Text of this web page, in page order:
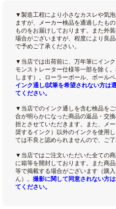
▼製造工程により小さなカスレや気
ますが、メーカー検品を通過したも
ものをお届けしております。また外
場合がございますが、程度により良
で予めご了承ください。
▼当店では出荷前に、万年筆にイン
モンストレーター仕様等一部を除く
します）。ローラーボール、ボール
インク通し/試筆を希望されない方は
てください。
▼当店でのインク通しを含む検品を
合が明らかになった商品の返品・交
担とさせていただきます。また、メ
奨するインク）以外のインクを使用
ては不良と認められませんので、ご了
▼当店ではご注文いただいた全ての
に箱等を開封しております。また商
等で掲載する場合がございます（購
ん）。 撮影に関して同意されない方
てください。